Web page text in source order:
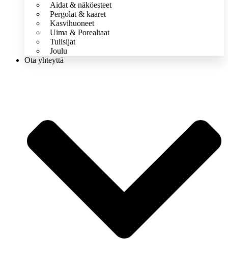
Aidat & näköesteet
Pergolat & kaaret
Kasvihuoneet
Uima & Porealtaat
Tulisijat
Joulu
Ota yhteyttä